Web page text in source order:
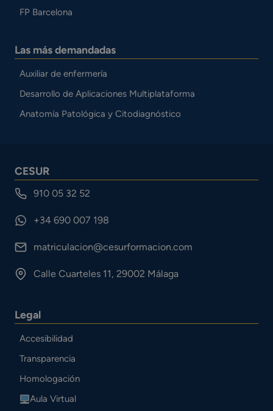
FP Barcelona
Las más demandadas
Auxiliar de enfermería
Desarrollo de Aplicaciones Multiplataforma
Anatomía Patológica y Citodiagnóstico
CESUR
910 05 32 52
+34 690 007 198
matriculacion@cesurformacion.com
Calle Cuarteles 11, 29002 Málaga
Legal
Accesibilidad
Transparencia
Homologación
Aula Virtual